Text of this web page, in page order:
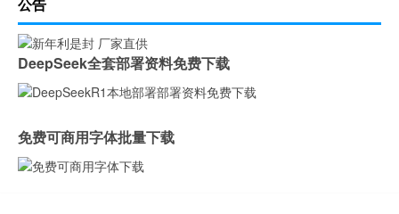
DeepSeek全套部署资料免费下载
免费可商用字体批量下载